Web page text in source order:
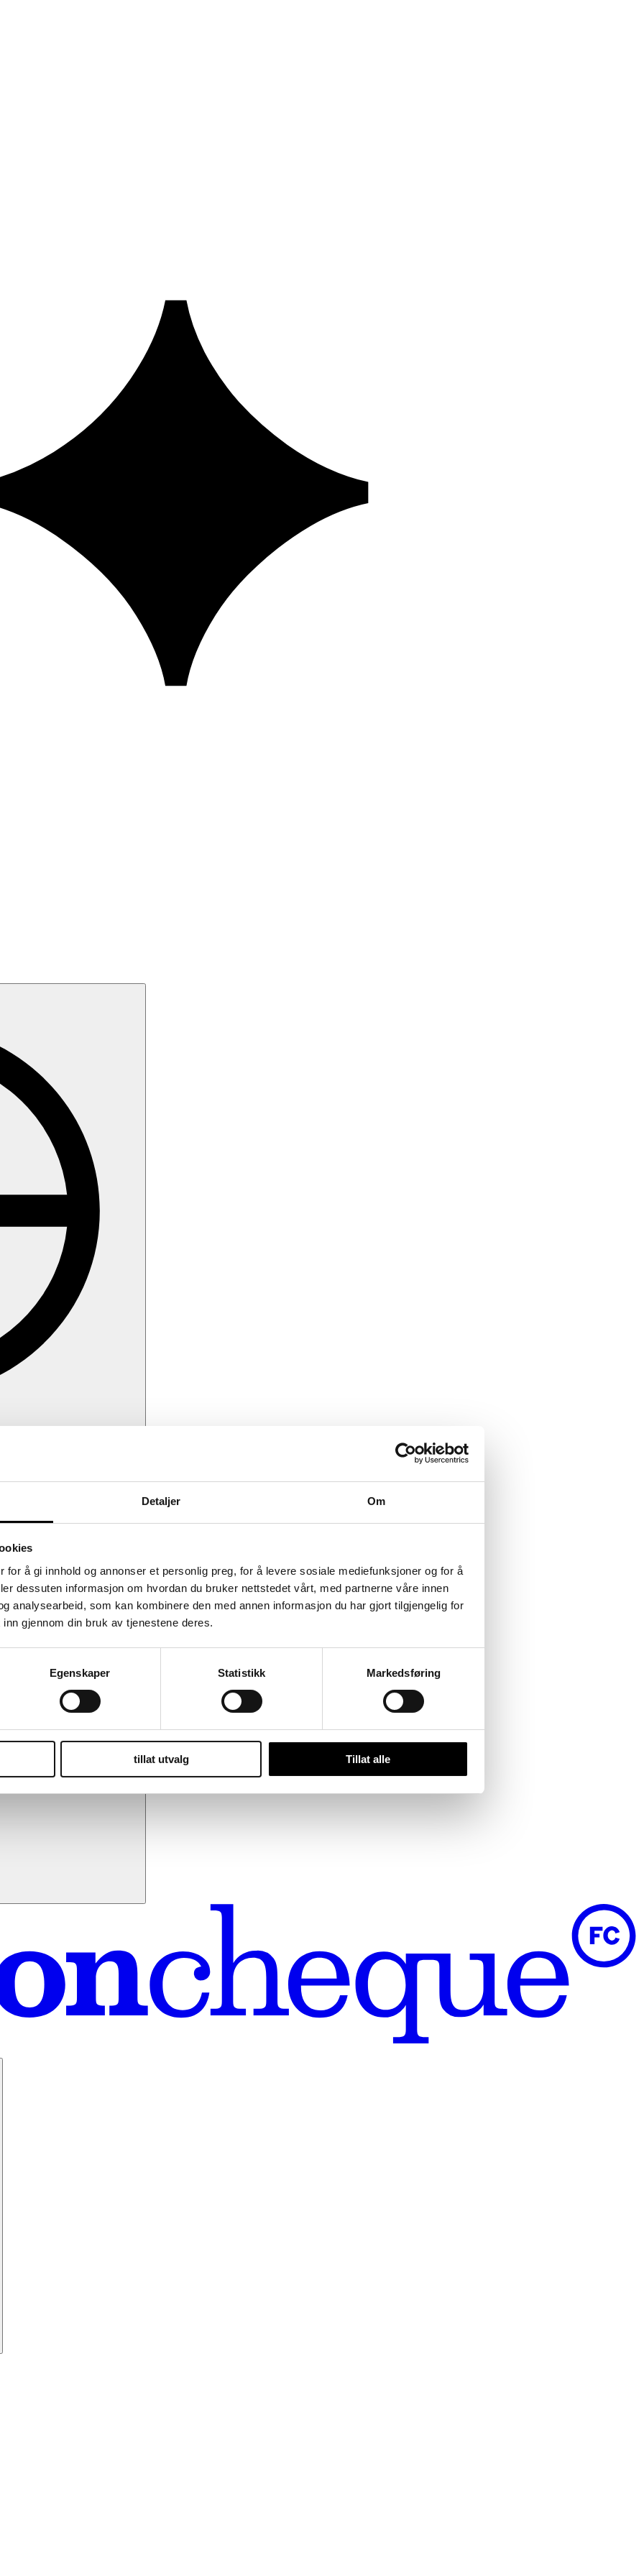
Detaljer Om
for å gi innhold og annonser et personlig preg, for å levere sosiale mediefunksjoner og for å
dessuten informasjon om hvordan du bruker nettstedet vårt, med partnerne våre innen
analysearbeid, som kan kombinere den med annen informasjon du har gjort tilgjengelig for
gjennom din bruk av tjenestene deres.
Egenskaper Statistikk Markedsføring
tillat utvalg Tillat alle